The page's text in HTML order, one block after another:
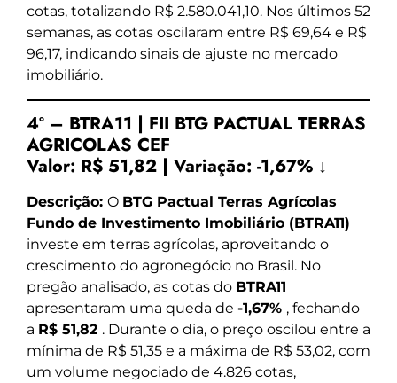
cotas, totalizando R$ 2.580.041,10. Nos últimos 52
semanas, as cotas oscilaram entre R$ 69,64 e R$
96,17, indicando sinais de ajuste no mercado
imobiliário.
4º – BTRA11 | FII BTG PACTUAL TERRAS
AGRICOLAS CEF
Valor: R$ 51,82 | Variação: -1,67% ↓
Descrição: O BTG Pactual Terras Agrícolas
Fundo de Investimento Imobiliário (BTRA11)
investe em terras agrícolas, aproveitando o
crescimento do agronegócio no Brasil. No
pregão analisado, as cotas do BTRA11
apresentaram uma queda de -1,67% , fechando
a R$ 51,82 . Durante o dia, o preço oscilou entre a
mínima de R$ 51,35 e a máxima de R$ 53,02, com
um volume negociado de 4.826 cotas,